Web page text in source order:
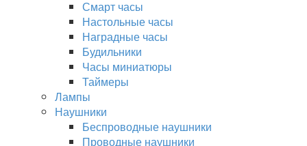
Смарт часы
Настольные часы
Наградные часы
Будильники
Часы миниатюры
Таймеры
Лампы
Наушники
Беспроводные наушники
Проводные наушники